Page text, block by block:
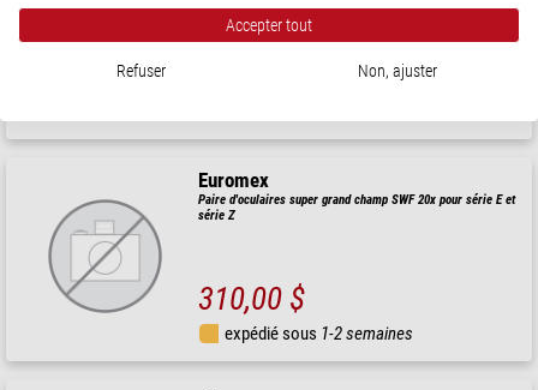
Euromex
Paire d'oculaires super grand champ SWF 20x pour série E et
série Z
310,00 $
expédié sous 1-2 semaines
Accepter tout
Refuser Non, ajuster